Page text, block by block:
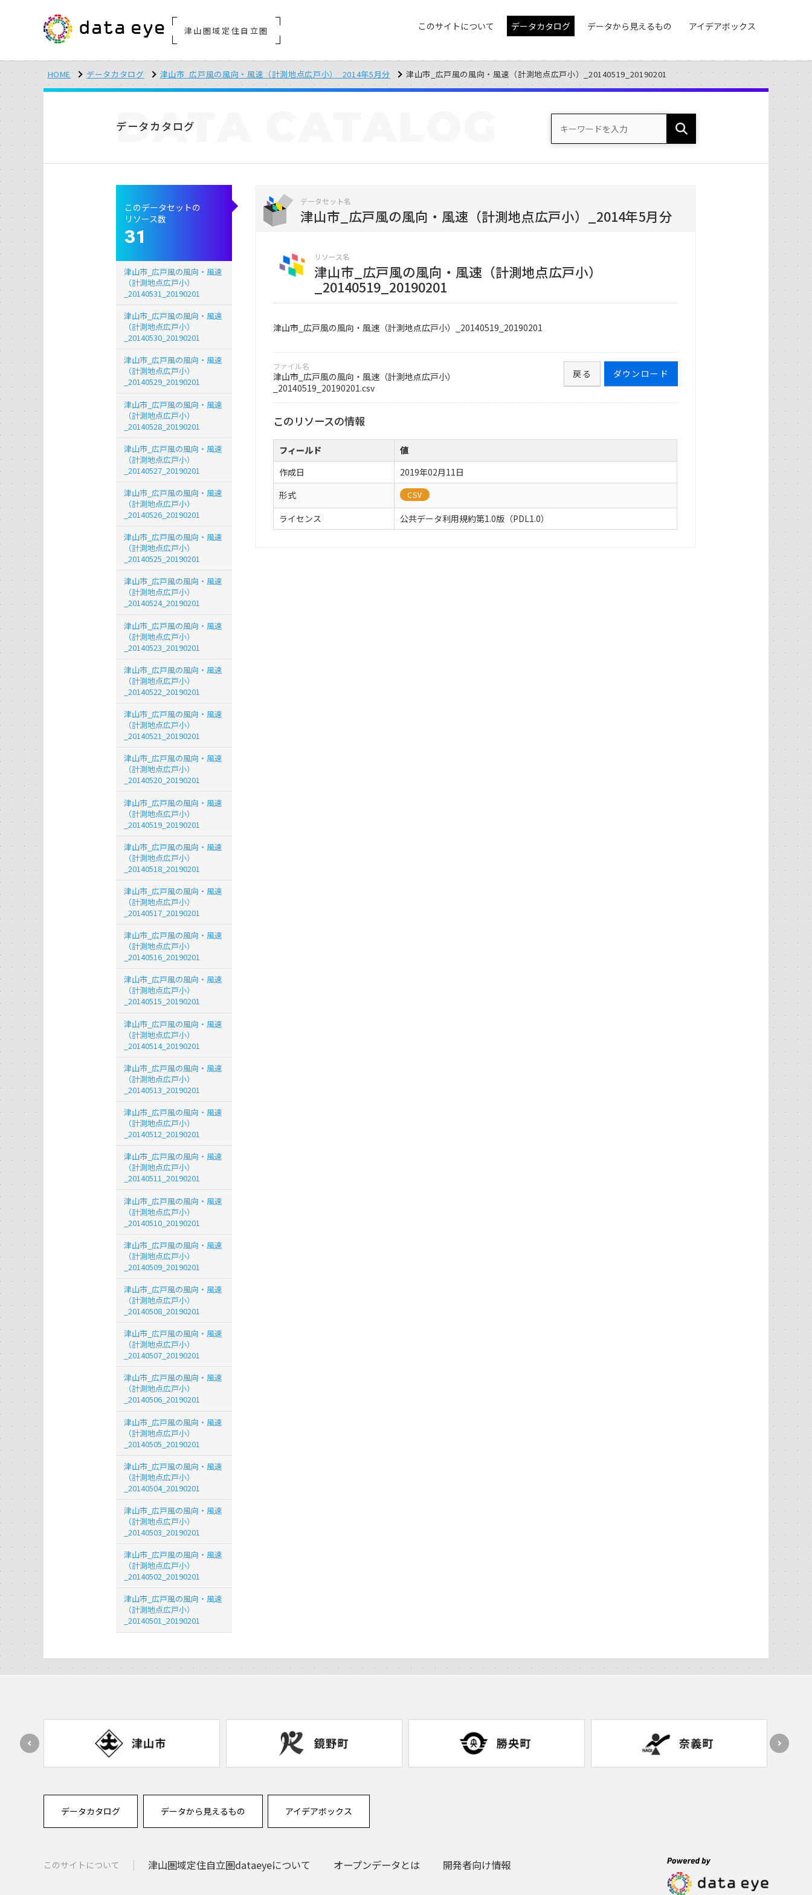
津山圏域定住自立圏 このサイトについて データカタログ データから見えるもの アイデアボックス
HOME データカタログ 津山市_広戸風の風向・風速（計測地点広戸小）_2014年5月分 津山市_広戸風の風向・風速（計測地点広戸小）_20140519_20190201
データカタログ
DATA
データセット名
津山市_広戸風の風向・風速（計測地点広戸小）_2014年5月分
リソース名
津山市_広戸風の風向・風速（計測地点広戸小）
_20140519_20190201
津山市_広戸風の風向・風速（計測地点広戸小）_20140519_20190201
ファイル名
津山市_広戸風の風向・風速（計測地点広戸小）
_20140519_20190201.csv
ダウンロード
戻る
このリソースの情報
フィールド
値
作成日
2019年02月11日
形式
CSV
ライセンス 公共データ利用規約第1.0版（PDL1.0）
このデータセットの
リソース数
31
津山市_広戸風の風向・風速
（計測地点広戸小）
_20140531_20190201
津山市_広戸風の風向・風速
（計測地点広戸小）
_20140530_20190201
津山市_広戸風の風向・風速
（計測地点広戸小）
_20140529_20190201
津山市_広戸風の風向・風速
（計測地点広戸小）
_20140528_20190201
津山市_広戸風の風向・風速
（計測地点広戸小）
_20140527_20190201
津山市_広戸風の風向・風速
（計測地点広戸小）
_20140526_20190201
津山市_広戸風の風向・風速
（計測地点広戸小）
_20140525_20190201
津山市_広戸風の風向・風速
（計測地点広戸小）
_20140524_20190201
津山市_広戸風の風向・風速
（計測地点広戸小）
_20140523_20190201
津山市_広戸風の風向・風速
（計測地点広戸小）
_20140522_20190201
津山市_広戸風の風向・風速
（計測地点広戸小）
_20140521_20190201
津山市_広戸風の風向・風速
（計測地点広戸小）
_20140520_20190201
津山市_広戸風の風向・風速
（計測地点広戸小）
_20140519_20190201
津山市_広戸風の風向・風速
（計測地点広戸小）
_20140518_20190201
津山市_広戸風の風向・風速
（計測地点広戸小）
_20140517_20190201
津山市_広戸風の風向・風速
（計測地点広戸小）
_20140516_20190201
津山市_広戸風の風向・風速
（計測地点広戸小）
_20140515_20190201
津山市_広戸風の風向・風速
（計測地点広戸小）
_20140514_20190201
津山市_広戸風の風向・風速
（計測地点広戸小）
_20140513_20190201
津山市_広戸風の風向・風速
（計測地点広戸小）
_20140512_20190201
津山市_広戸風の風向・風速
（計測地点広戸小）
_20140511_20190201
津山市_広戸風の風向・風速
（計測地点広戸小）
_20140510_20190201
津山市_広戸風の風向・風速
（計測地点広戸小）
_20140509_20190201
津山市_広戸風の風向・風速
（計測地点広戸小）
_20140508_20190201
津山市_広戸風の風向・風速
（計測地点広戸小）
_20140507_20190201
津山市_広戸風の風向・風速
（計測地点広戸小）
_20140506_20190201
津山市_広戸風の風向・風速
（計測地点広戸小）
_20140505_20190201
津山市_広戸風の風向・風速
（計測地点広戸小）
_20140504_20190201
津山市_広戸風の風向・風速
（計測地点広戸小）
_20140503_20190201
津山市_広戸風の風向・風速
（計測地点広戸小）
_20140502_20190201
津山市_広戸風の風向・風速
（計測地点広戸小）
_20140501_20190201
データカタログ データから見えるもの アイデアボックス
このサイトについて 津山圏域定住自立圏dataeyeについて オープンデータとは 開発者向け情報